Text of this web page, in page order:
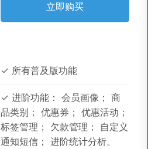
立即购买
✓ 所有普及版功能
✓ 进阶功能： 会员画像； 商
品类别； 优惠券； 优惠活动；
标签管理； 欠款管理； 自定义
通知短信； 进阶统计分析。